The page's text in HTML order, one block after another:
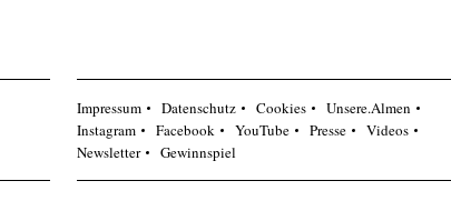
Impressum Datenschutz Cookies
Unsere.Almen
Instagram
Facebook YouTube Presse
Videos
Newsletter
Gewinnspiel